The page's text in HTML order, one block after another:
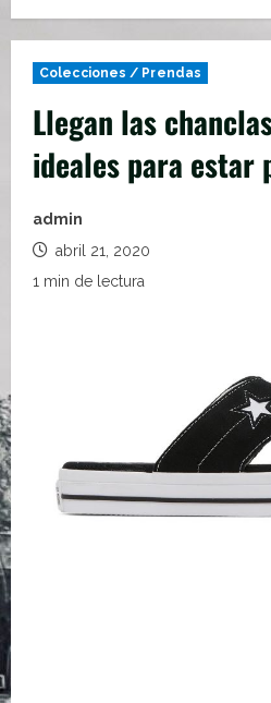
Colecciones / Prendas
Llegan las
ideales para estar
admin
abril 21, 2020
1 min de lectura